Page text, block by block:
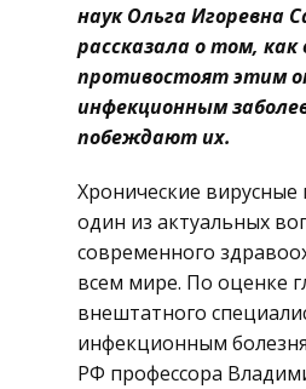
наук Ольга Игоревна
рассказала о том, как
противостоят этим
инфекционным
побеждают их.
Хронические
один из актуальных
современного
всем мире. По оценке
внештатного
инфекционным
РФ профессора